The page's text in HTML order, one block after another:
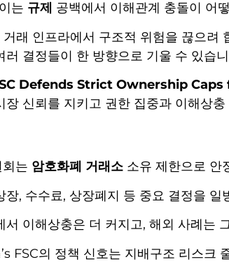
는 규제 공백에서 이해관계 충돌이 어
래 인프라에서 구조적 위험을 끊으려
러 결정들이 한 방향으로 기울 수 있습
Defends Strict Ownership
장 신뢰를 지키고 권한 집중과 이해상
는 암호화폐 거래소 소유 제한으로 안
장, 수수료, 상장폐지 등 중요 결정을 일
서 이해상충은 더 커지고, 해외 사례는
FSC의 정책 신호는 지배구조 리스크